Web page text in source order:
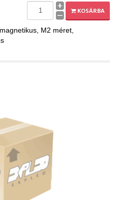
KOSÁRBA
M2 méret,